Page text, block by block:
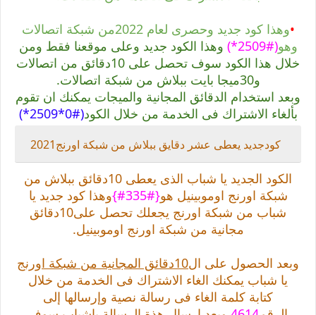
•
وهذا كود جديد وحصرى لعام 2022من شبكة اتصالات
وهو(#2509*)
وهذا الكود جديد وعلى موقعنا فقط ومن
خلال هذا
الكود سوف تحصل على 10دقائق من اتصالات
و30ميجا بايت ببلاش من شبكة اتصالات.
وبعد استخدام الدقائق المجانية والميجات يمكنك ان تقوم
بألغاء الاشتراك فى الخدمة من خلال الكود(#0*2509*)
كودجديد يعطى عشر دقايق ببلاش من شبكة اورنج2021
الكود الجديد يا شباب الذى يعطى 10دقائق ببلاش من
شبكة اورنج اوموبينيل هو{#335#}
وهذا كود جديد يا
شباب من شبكة اورنج يجعلك تحصل على10دقائق
مجانية من شبكة اورنج اوموبينيل.
وبعد الحصول على ال10دقائق المجانية من شبكة اورنج
يا شباب يمكنك الغاء الاشتراك فى الخدمة من خلال
كتابة كلمة الغاء فى رسالة نصية وإرسالها إلى